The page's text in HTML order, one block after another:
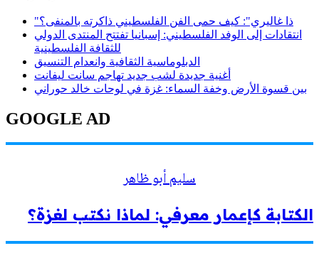
"ذا غاليري": كيف حمى الفن الفلسطيني ذاكرته بالمنفى؟
انتقادات إلى الوفد الفلسطيني: إسبانيا تفتتح المنتدى الدولي
للثقافة الفلسطينية
الدبلوماسية الثقافية وانعدام التنسيق
أغنية جديدة لشب جديد تهاجم سانت ليفانت
بين قسوة الأرض وخفة السماء: غزة في لوحات خالد حوراني
GOOGLE AD
سليم أبو ظاهر
الكتابة كإعمار معرفي: لماذا نكتب لغزة؟